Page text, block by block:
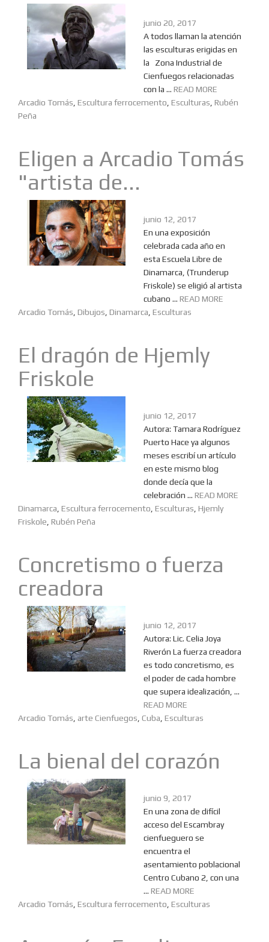
junio 20, 2017
A todos llaman la atención
las esculturas erigidas en
la Zona Industrial de
Cienfuegos relacionadas
con la ... READ MORE
Arcadio Tomás Escultura ferrocemento Esculturas Rubén
Peña
Eligen a Arcadio Tomás
"artista de...
junio 12, 2017
En una exposición
celebrada cada año en
esta Escuela Libre de
Dinamarca, (Trunderup
Friskole) se eligió al artista
cubano ... READ MORE
Arcadio Tomás Dibujos Dinamarca Esculturas
El dragón de Hjemly
Friskole
junio 12, 2017
Autora: Tamara Rodríguez
Puerto Hace ya algunos
meses escribí un artículo
en este mismo blog
donde decía que la
celebración ... READ MORE
Dinamarca Escultura ferrocemento Esculturas Hjemly
Friskole Rubén Peña
Concretismo o fuerza
creadora
junio 12, 2017
Autora: Lic. Celia Joya
Riverón La fuerza creadora
es todo concretismo, es
el poder de cada hombre
que supera idealización, ...
READ MORE
Arcadio Tomás arte Cienfuegos Cuba Esculturas
La bienal del corazón
junio 9, 2017
En una zona de difícil
acceso del Escambray
cienfueguero se
encuentra el
asentamiento poblacional
Centro Cubano 2, con una
... READ MORE
Arcadio Tomás Escultura ferrocemento Esculturas